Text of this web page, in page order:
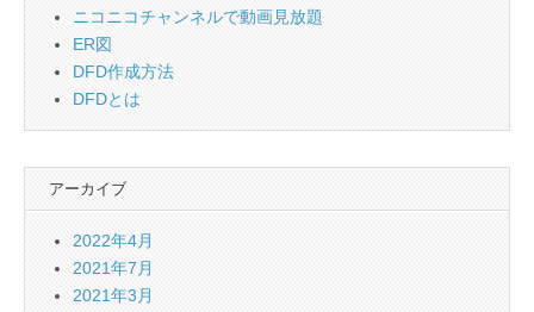
ニコニコチャンネルで動画見放題
ER図
DFD作成方法
DFDとは
アーカイブ
2022年4月
2021年7月
2021年3月